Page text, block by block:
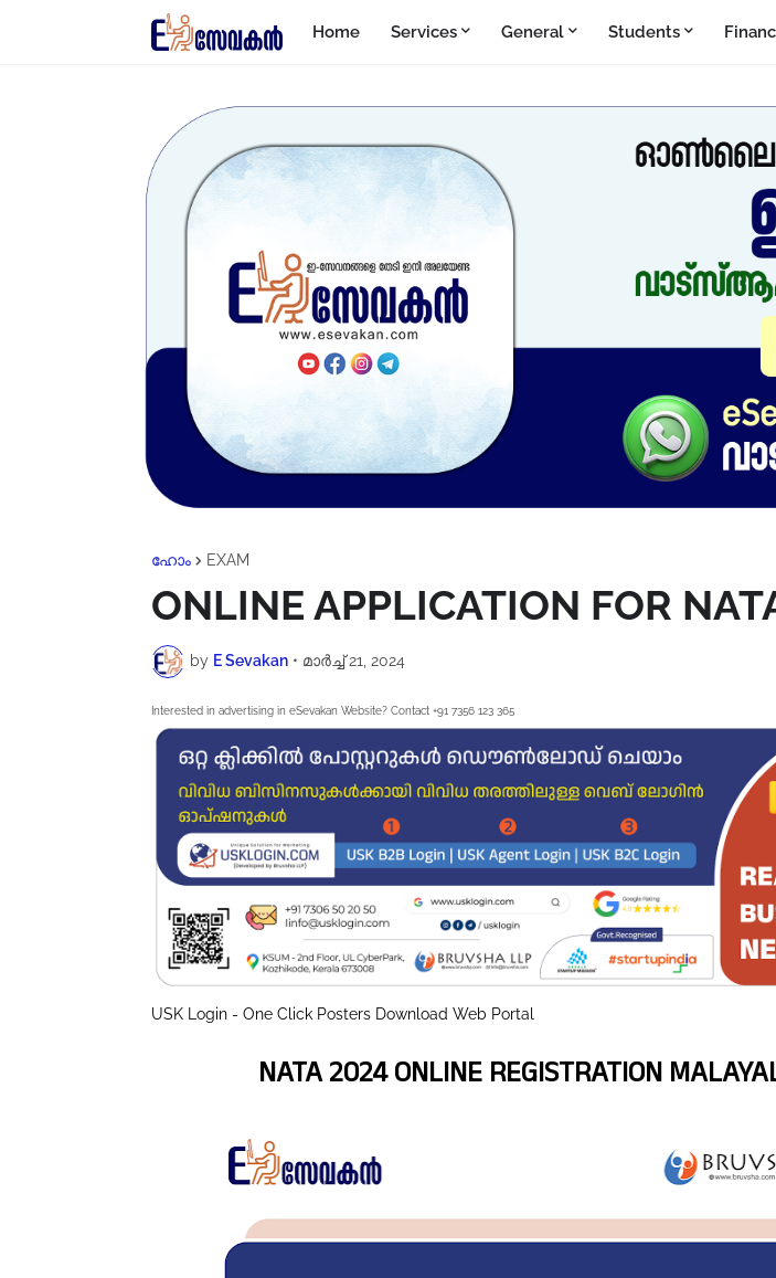
Home Services General Students
ഹോം EXAM
ONLINE APPLICATION FOR
by E Sevakan • മാർച്ച് 21, 2024
Interested in advertising in eSevakan Website? Contact +91 7356 123 365
USK Login - One Click Posters Download Web Portal
NATA 2024 ONLINE REGISTRATION